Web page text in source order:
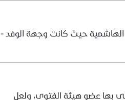
الهاشمية حيث كانت وجهة الوفد -
بها عضو هيئة الفتوى، ولعل